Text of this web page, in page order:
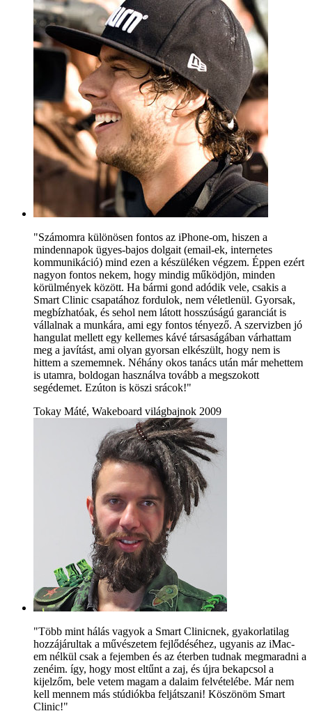
"Számomra különösen fontos az iPhone-om, hiszen a
mindennapok ügyes-bajos dolgait (email-ek, internetes
kommunikáció) mind ezen a készüléken végzem. Éppen ezért
nagyon fontos nekem, hogy mindig működjön, minden
körülmények között. Ha bármi gond adódik vele, csakis a
Smart Clinic csapatához fordulok, nem véletlenül. Gyorsak,
megbízhatóak, és sehol nem látott hosszúságú garanciát is
vállalnak a munkára, ami egy fontos tényező. A szervizben jó
hangulat mellett egy kellemes kávé társaságában várhattam
meg a javítást, ami olyan gyorsan elkészült, hogy nem is
hittem a szememnek. Néhány okos tanács után már mehettem
is utamra, boldogan használva tovább a megszokott
segédemet. Ezúton is köszi srácok!"
Tokay Máté, Wakeboard világbajnok 2009
"Több mint hálás vagyok a Smart Clinicnek, gyakorlatilag
hozzájárultak a művészetem fejlődéséhez, ugyanis az iMac-
em nélkül csak a fejemben és az éterben tudnak megmaradni a
zenéim. így, hogy most eltűnt a zaj, és újra bekapcsol a
kijelzőm, bele vetem magam a dalaim felvételébe. Már nem
kell mennem más stúdiókba feljátszani! Köszönöm Smart
Clinic!"